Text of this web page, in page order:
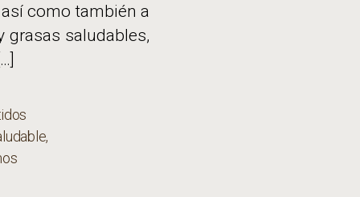
como también a
grasas saludables,
,